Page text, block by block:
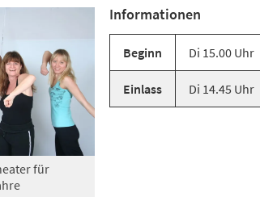
für
Informationen
Beginn Di 15.00 Uhr
Einlass Di 14.45 Uhr